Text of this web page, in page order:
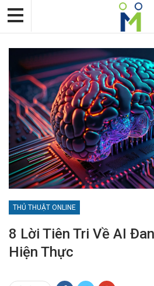
THỦ THUẬT ONLINE
8 Lời Tiên Tri Về AI
Hiện Thực